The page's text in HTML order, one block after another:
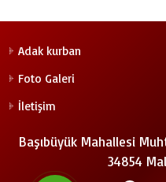
Adak kurban
Foto Galeri
İletişim
Başıbüyük Mahallesi
34854